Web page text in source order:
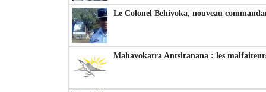
Le Colonel Behivoka, nouveau
Mahavokatra Antsiranana : les